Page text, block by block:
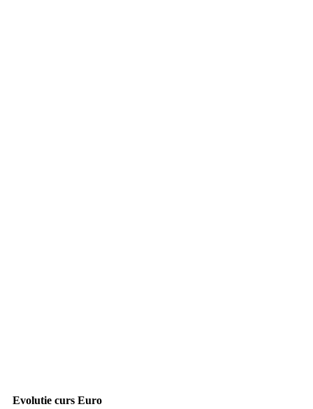
Evolutie curs Euro